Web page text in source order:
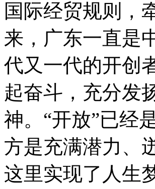
国际经贸规则，
来，广东一直是
代又一代的开创
起奋斗，充分发
神。“开放”已经
方是充满潜力、
这里实现了人生